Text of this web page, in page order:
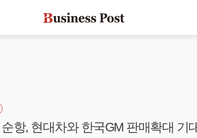
항, 현대차와 한국GM 판매확대 기